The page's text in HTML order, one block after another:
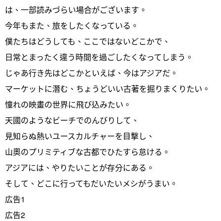
は、一部読みづらい場合がございます。
今年もまた、旅をしたくなっている。
僕たちはどうしても、ここではないどこかで、
日常とまったく違う時間を過ごしたくなってしまう。
じゃあ行き先はどこかといえば、今はアジアだ。
マーケットに潛む、ちょうどいい古著を掘りまくりたい。
憧れの映畫の世界に飛び込みたい。
天國のようなビーチでのんびりして、
見知らぬ熱いユースカルチャーを目撃し、
山奧のプリミティブな古都でひたすら怠ける。
アジアには、やりたいことが存分にある。
そして、どこに行ってもだいたいメシがうまい。
広告1
広告2